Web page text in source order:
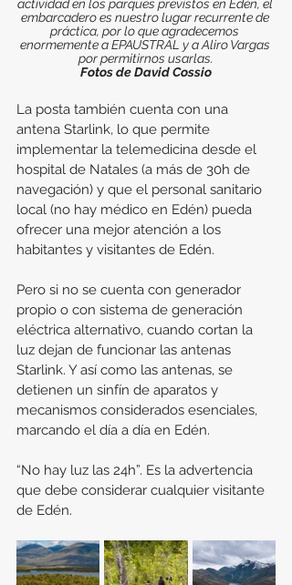
actividad en los parques previstos en Edén, el
embarcadero es nuestro lugar recurrente de
práctica, por lo que agradecemos
enormemente a EPAUSTRAL y a Aliro Vargas
por permitirnos usarlas.
Fotos de David Cossio
La posta también cuenta con una
antena Starlink, lo que permite
implementar la telemedicina desde el
hospital de Natales (a más de 30h de
navegación) y que el personal sanitario
local (no hay médico en Edén) pueda
ofrecer una mejor atención a los
habitantes y visitantes de Edén.
Pero si no se cuenta con generador
propio o con sistema de generación
eléctrica alternativo, cuando cortan la
luz dejan de funcionar las antenas
Starlink. Y así como las antenas, se
detienen un sinfín de aparatos y
mecanismos considerados esenciales,
marcando el día a día en Edén.
“No hay luz las 24h”. Es la advertencia
que debe considerar cualquier visitante
de Edén.